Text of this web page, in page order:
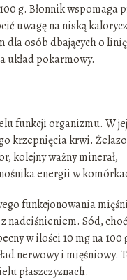
g. Błonnik wspomaga
uwagę na niską
dla osób dbających o
układ pokarmowy.
funkcji organizmu. W jej
krzepnięcia krwi. Żelazo
kolejny ważny minerał,
energii w
funkcjonowania
nadciśnieniem. Sód,
w ilości 10 mg na 100
nerwowy i mięśniowy.
płaszczyznach.